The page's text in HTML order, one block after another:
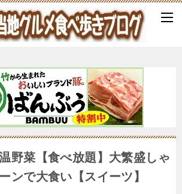
野菜【食べ放題】大繁盛しゃ
ンで大食い【スイーツ】